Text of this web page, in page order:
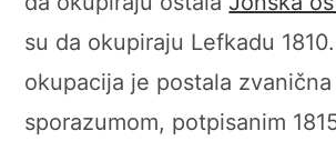
su da okupiraju Lefkadu
okupacija je postala zvanična
sporazumom, potpisanim